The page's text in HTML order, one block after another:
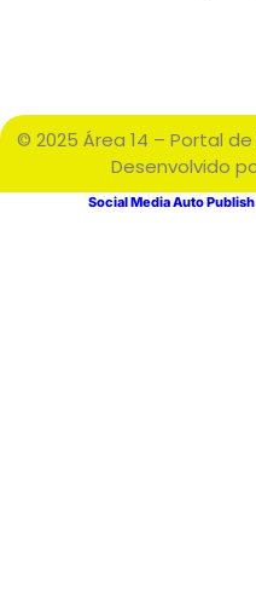
© 2025 Área 14 – Portal
Desenvolvido
Social Media Auto Publish